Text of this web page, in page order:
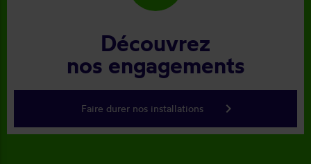
Découvrez
nos engagements
Faire durer nos installations keyboard_arrow_right